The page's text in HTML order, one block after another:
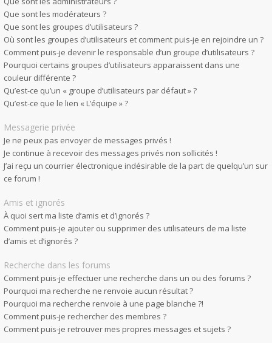
Que sont les modérateurs ?
Que sont les groupes d’utilisateurs ?
Où sont les groupes d’utilisateurs et comment puis-je en rejoindre un ?
Comment puis-je devenir le responsable d’un groupe d’utilisateurs ?
Pourquoi certains groupes d’utilisateurs apparaissent dans une
couleur différente ?
Qu’est-ce qu’un « groupe d’utilisateurs par défaut » ?
Qu’est-ce que le lien « L’équipe » ?
Messagerie privée
Je ne peux pas envoyer de messages privés !
Je continue à recevoir des messages privés non sollicités !
J’ai reçu un courrier électronique indésirable de la part de quelqu’un sur
ce forum !
Amis et ignorés
À quoi sert ma liste d’amis et d’ignorés ?
Comment puis-je ajouter ou supprimer des utilisateurs de ma liste
d’amis et d’ignorés ?
Recherche dans les forums
Comment puis-je effectuer une recherche dans un ou des forums ?
Pourquoi ma recherche ne renvoie aucun résultat ?
Pourquoi ma recherche renvoie à une page blanche ?!
Comment puis-je rechercher des membres ?
Comment puis-je retrouver mes propres messages et sujets ?